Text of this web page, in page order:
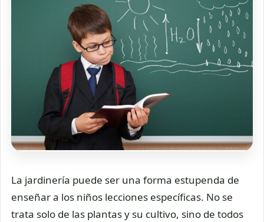
La jardinería puede ser una forma estupenda de
enseñar a los niños lecciones específicas. No se
trata solo de las plantas y su cultivo, sino de todos